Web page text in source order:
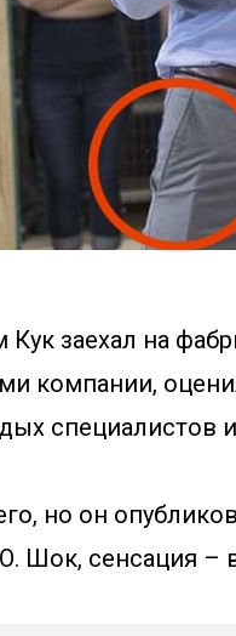
Кук заехал на
компании,
специалистов
но он
Шок, сенсация –